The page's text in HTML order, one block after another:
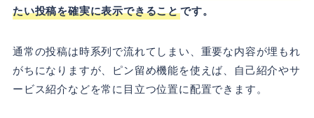
たい投稿を確実に表示できることです。
通常の投稿は時系列で流れてしまい、重要な内容が埋もれ
がちになりますが、ピン留め機能を使えば、自己紹介やサ
ービス紹介などを常に目立つ位置に配置できます。